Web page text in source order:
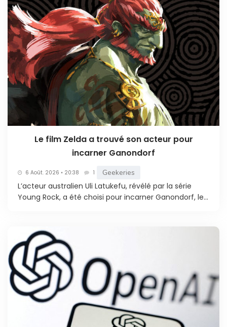
Le film Zelda a trouvé son acteur pour
incarner Ganondorf
6 Août. 2026 • 20:38 1 Geekeries
L’acteur australien Uli Latukefu, révélé par la série
Young Rock, a été choisi pour incarner Ganondorf, le...